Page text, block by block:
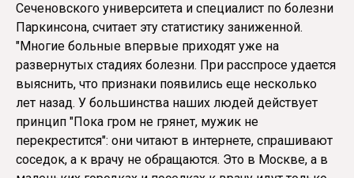
Сеченовского университета и специалист по болезни
Паркинсона, считает эту статистику заниженной.
"Многие больные впервые приходят уже на
развернутых стадиях болезни. При расспросе удается
выяснить, что признаки появились еще несколько
лет назад. У большинства наших людей действует
принцип "Пока гром не грянет, мужик не
перекрестится": они читают в интернете, спрашивают
соседок, а к врачу не обращаются. Это в Москве, а в